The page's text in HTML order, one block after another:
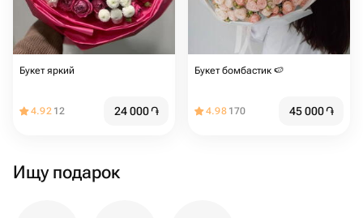
Букет яркий
4.92 12 24 000֏
Букет бомбастик 🍉
4.98 170 45 000֏
Ищу подарок